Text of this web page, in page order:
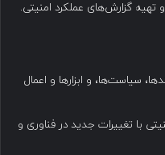
تهیه گزارش‌های عملکرد امنیتی.
سیاست‌ها، و ابزارها و اعمال
با تغییرات جدید در فناوری و